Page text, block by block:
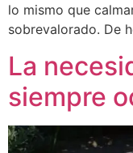
lo mismo que
sobrevalorado. De
La
siempre